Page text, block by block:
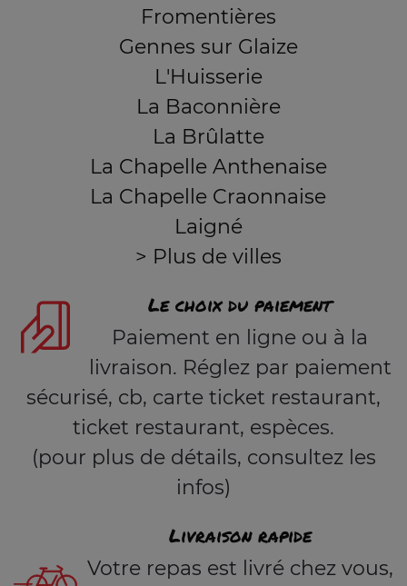
Fromentières
Gennes sur Glaize
L'Huisserie
La Baconnière
La Brûlatte
La Chapelle Anthenaise
La Chapelle Craonnaise
Laigné
> Plus de villes
Le choix du paiement
Paiement en ligne ou à la
livraison. Réglez par paiement
sécurisé, cb, carte ticket restaurant,
ticket restaurant, espèces.
(pour plus de détails, consultez les
infos)
Livraison rapide
Votre repas est livré chez vous,